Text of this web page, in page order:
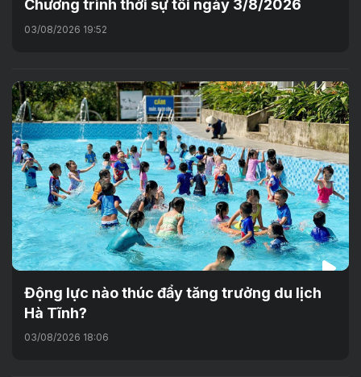
Chương trình thời sự tối ngày 3/8/2026
03/08/2026 19:52
Động lực nào thúc đẩy tăng trưởng du lịch
Hà Tĩnh?
03/08/2026 18:06